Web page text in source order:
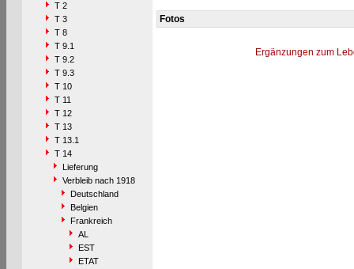
T 2
T 3
T 8
T 9.1
T 9.2
T 9.3
T 10
T 11
T 12
T 13
T 13.1
T 14
Lieferung
Verbleib nach 1918
Deutschland
Belgien
Frankreich
AL
EST
ETAT
Fotos
Ergänzungen zum